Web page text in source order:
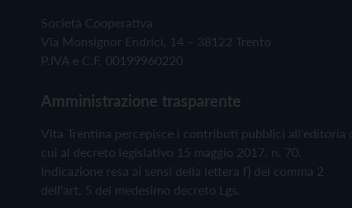
Società Cooperativa
Via Monsignor Endrici, 14 – 38122 Trento
P.IVA e C.F. 00199960220
Amministrazione trasparente
Vita Trentina percepisce i contributi pubblici all'editoria
cui al decreto legislativo 15 maggio 2017, n. 70.
Indicazione resa ai sensi della lettera f) del comma 2
dell'art. 5 del medesimo decreto Lgs.